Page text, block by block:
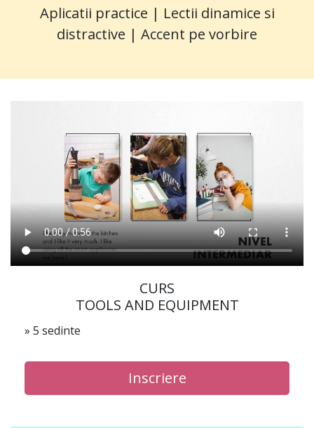
Aplicatii practice | Lectii dinamice si
distractive | Accent pe vorbire
CURS
TOOLS AND EQUIPMENT
» 5 sedinte
Inscriere